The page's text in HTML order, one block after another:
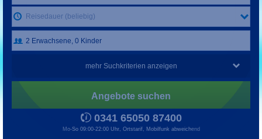
Reisedauer (beliebig)
mehr Suchkriterien anzeigen
Angebote suchen
0341 65050 87400
Mo-So 09:00-22:00 Uhr, Ortstarif, Mobilfunk abweichend